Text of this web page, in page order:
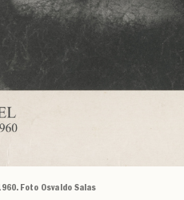
Foto Osvaldo Salas